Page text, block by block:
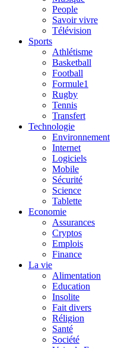
People
Savoir vivre
Télévision
Sports
Athlétisme
Basketball
Football
Formule1
Rugby
Tennis
Transfert
Technologie
Environnement
Internet
Logiciels
Mobile
Sécurité
Science
Tablette
Economie
Assurances
Cryptos
Emplois
Finance
La vie
Alimentation
Education
Insolite
Fait divers
Réligion
Santé
Société